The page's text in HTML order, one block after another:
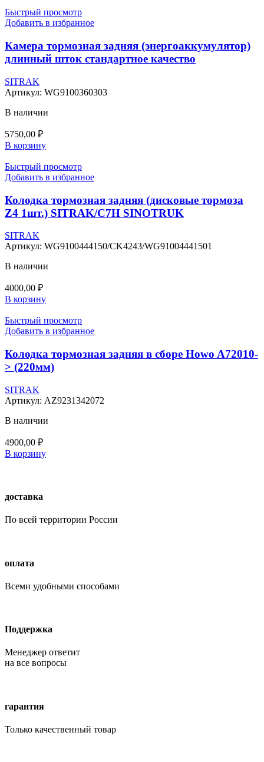
Быстрый просмотр
Добавить в избранное
Камера тормозная задняя (энергоаккумулятор)
длинный шток стандартное качество
SITRAK
Артикул: WG9100360303
В наличии
5750,00 ₽
В корзину
Быстрый просмотр
Добавить в избранное
Колодка тормозная задняя (дисковые тормоза
Z4 1шт.) SITRAK/C7H SINOTRUK
SITRAK
Артикул: WG9100444150/CK4243/WG91004441501
В наличии
4000,00 ₽
В корзину
Быстрый просмотр
Добавить в избранное
Колодка тормозная задняя в сборе Howo A72010-
> (220мм)
SITRAK
Артикул: AZ9231342072
В наличии
4900,00 ₽
В корзину
доставка
По всей территории России
оплата
Всеми удобными способами
Поддержка
Менеджер ответит
на все вопросы
гарантия
Только качественный товар